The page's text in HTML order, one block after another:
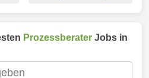
Prozessberater Jobs in